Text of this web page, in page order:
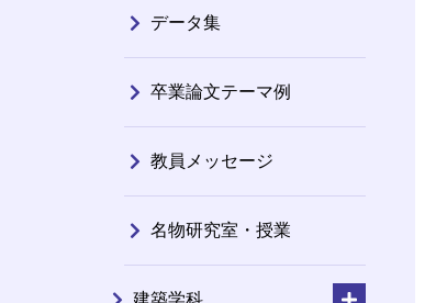
データ集
卒業論文テーマ例
教員メッセージ
名物研究室・授業
建築学科